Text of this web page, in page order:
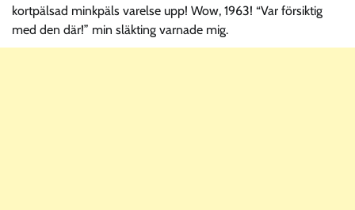
kortpälsad minkpäls varelse upp! Wow, 1963! “Var försiktig
med den där!” min släkting varnade mig.